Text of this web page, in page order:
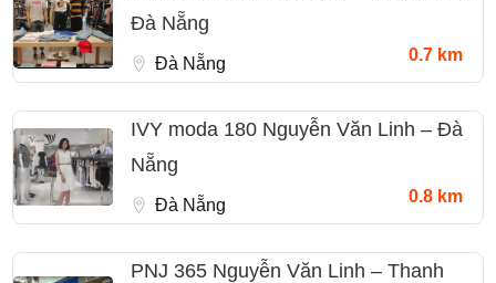
Đà Nẵng
Đà Nẵng 0.7 km
IVY moda 180 Nguyễn Văn Linh – Đà
Nẵng
Đà Nẵng 0.8 km
PNJ 365 Nguyễn Văn Linh – Thanh